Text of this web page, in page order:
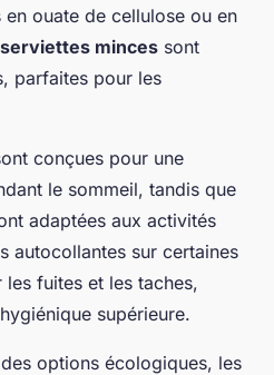
ouate de cellulose ou en
serviettes minces sont
parfaites pour les
conçues pour une
le sommeil, tandis que
adaptées aux activités
autocollantes sur certaines
fuites et les taches,
supérieure.
options écologiques, les